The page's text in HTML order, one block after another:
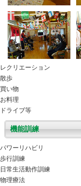
レクリエーション
散歩
買い物
お料理
ドライブ等
機能訓練
パワーリハビリ
歩行訓練
日常生活動作訓練
物理療法